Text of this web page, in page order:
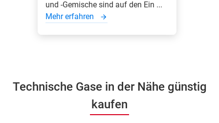
und -Gemische sind auf den Ein ...
Mehr erfahren
Technische Gase in der Nähe günstig
kaufen